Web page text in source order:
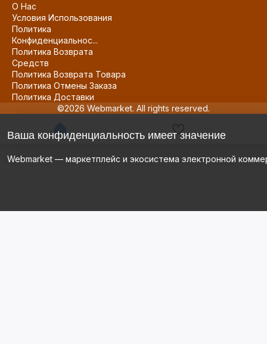
О Нас
Условия Использования
Политика
Конфиденциальнос...
Политика Возврата
Средств
Политика Возврата Товара
Политика Отмены Заказа
Политика Доставки
©2026 Webmarket. All rights reserved.
Ваша конфиденциальность имеет значение
Webmarket — маркетплейс и экосистема электронной